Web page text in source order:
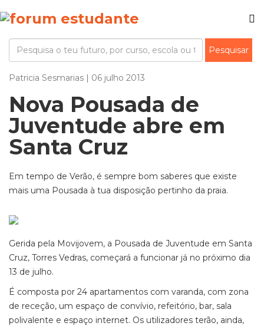
Patricia Sesmarias | 06 julho 2013
Nova Pousada de
Juventude abre em
Santa Cruz
Em tempo de Verão, é sempre bom saberes que existe
mais uma Pousada à tua disposição pertinho da praia.
Gerida pela Movijovem, a Pousada de Juventude em Santa
Cruz, Torres Vedras, começará a funcionar já no próximo dia
13 de julho.
É composta por 24 apartamentos com varanda, com zona
de receção, um espaço de convívio, refeitório, bar, sala
polivalente e espaço internet. Os utilizadores terão, ainda,